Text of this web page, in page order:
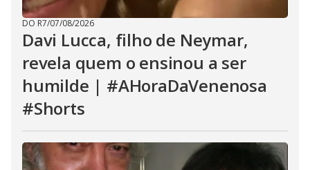
DO R7/07/08/2026
Davi Lucca, filho de Neymar,
revela quem o ensinou a ser
humilde | #AHoraDaVenenosa
#Shorts